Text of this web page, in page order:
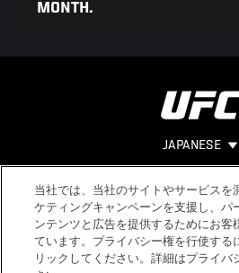
MONTH.
JAPANESE
Footer ヘルプ
当社では、当社のサイトやサービスを
ケティングキャンペーンを支援し、パ
ンテンツと広告を提供するためにお客
ています。プライバシー権を行使する
リックしてください。詳細はプライバ